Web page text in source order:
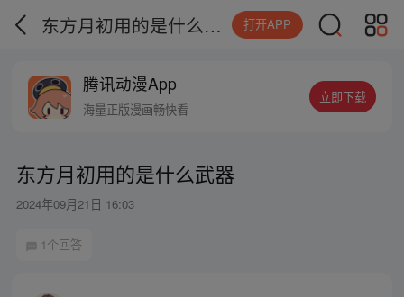
东方月初用的是什么武器 打开APP
腾讯动漫App
海量正版漫画畅快看
立即下载
东方月初用的是什么武器
2024年09月21日 16:03
1个回答